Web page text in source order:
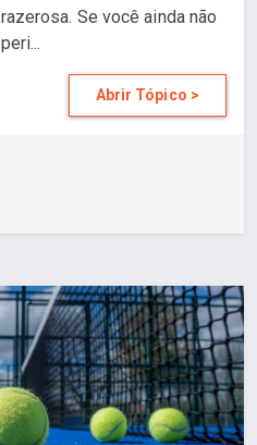
Se você ainda não
Abrir Tópico >